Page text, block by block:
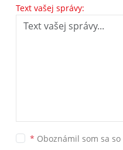
Text vašej správy:
* Oboznámil som sa so